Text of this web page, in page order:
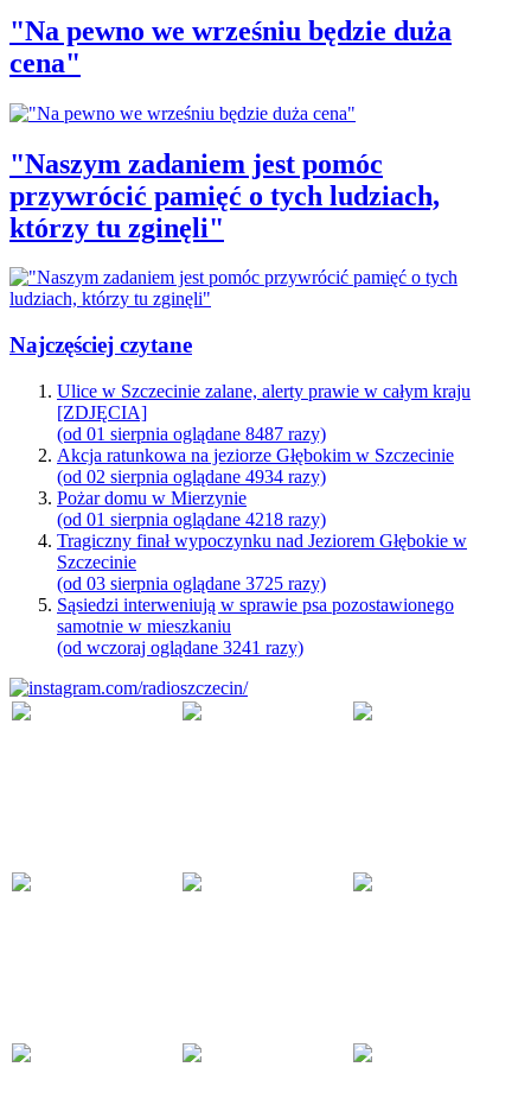
"Na pewno we wrześniu będzie duża
cena"
"Naszym zadaniem jest pomóc
przywrócić pamięć o tych ludziach,
którzy tu zginęli"
Najczęściej czytane
Ulice w Szczecinie zalane, alerty prawie w całym kraju
[ZDJĘCIA]
(od 01 sierpnia oglądane 8487 razy)
Akcja ratunkowa na jeziorze Głębokim w Szczecinie
(od 02 sierpnia oglądane 4934 razy)
Pożar domu w Mierzynie
(od 01 sierpnia oglądane 4218 razy)
Tragiczny finał wypoczynku nad Jeziorem Głębokie w
Szczecinie
(od 03 sierpnia oglądane 3725 razy)
Sąsiedzi interweniują w sprawie psa pozostawionego
samotnie w mieszkaniu
(od wczoraj oglądane 3241 razy)